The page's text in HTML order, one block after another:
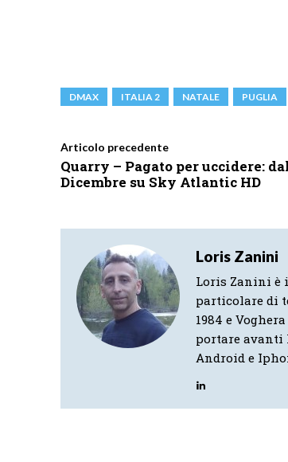
DMAX ITALIA 2 NATALE PUGLIA
Articolo precedente
Quarry – Pagato per uccidere:
Dicembre su Sky Atlantic HD
Loris Zanini
Loris Zanini è
particolare di
1984 e
portare avanti
Android e